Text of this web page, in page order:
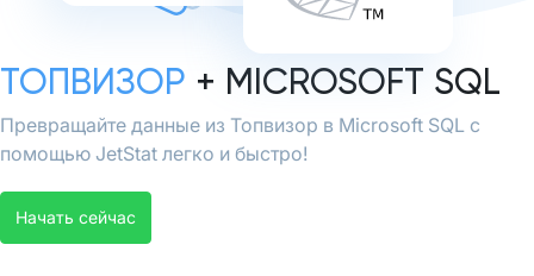
ТОПВИЗОР + MICROSOFT SQL
Превращайте данные из Топвизор в Microsoft SQL с
помощью JetStat легко и быстро!
Начать сейчас